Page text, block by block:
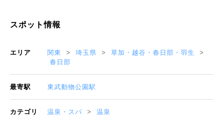
スポット情報
エリア 関東 埼玉県
草加・越谷・春日部・羽生
春日部
最寄駅 東武動物公園駅
カテゴリ 温泉・スパ 温泉